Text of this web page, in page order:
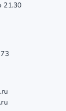
21.30